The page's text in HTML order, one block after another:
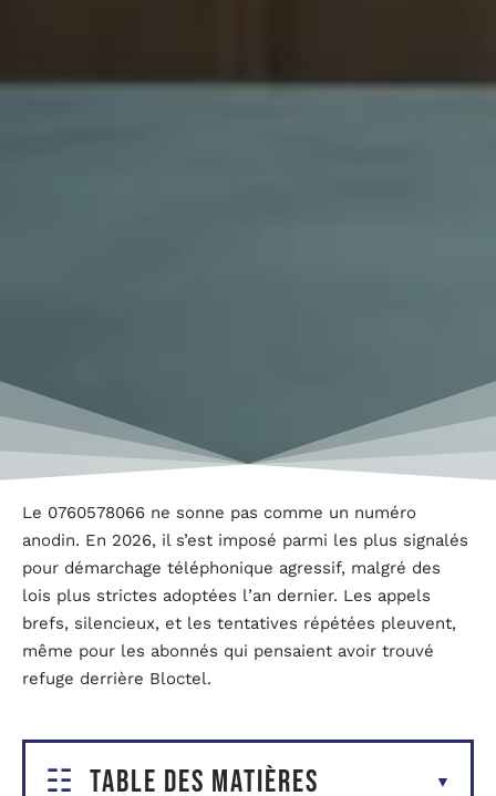
Le 0760578066 ne sonne pas comme un numéro
anodin. En 2026, il s’est imposé parmi les plus signalés
pour démarchage téléphonique agressif, malgré des
lois plus strictes adoptées l’an dernier. Les appels
brefs, silencieux, et les tentatives répétées pleuvent,
même pour les abonnés qui pensaient avoir trouvé
refuge derrière Bloctel.
Table des matières